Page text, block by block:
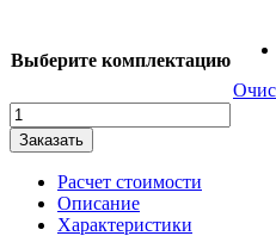
Выберите комплектацию
Количество
товара
Баня
Квадро-
Хаус
"5x6"
Заказать
Расчет стоимости
Описание
Характеристики